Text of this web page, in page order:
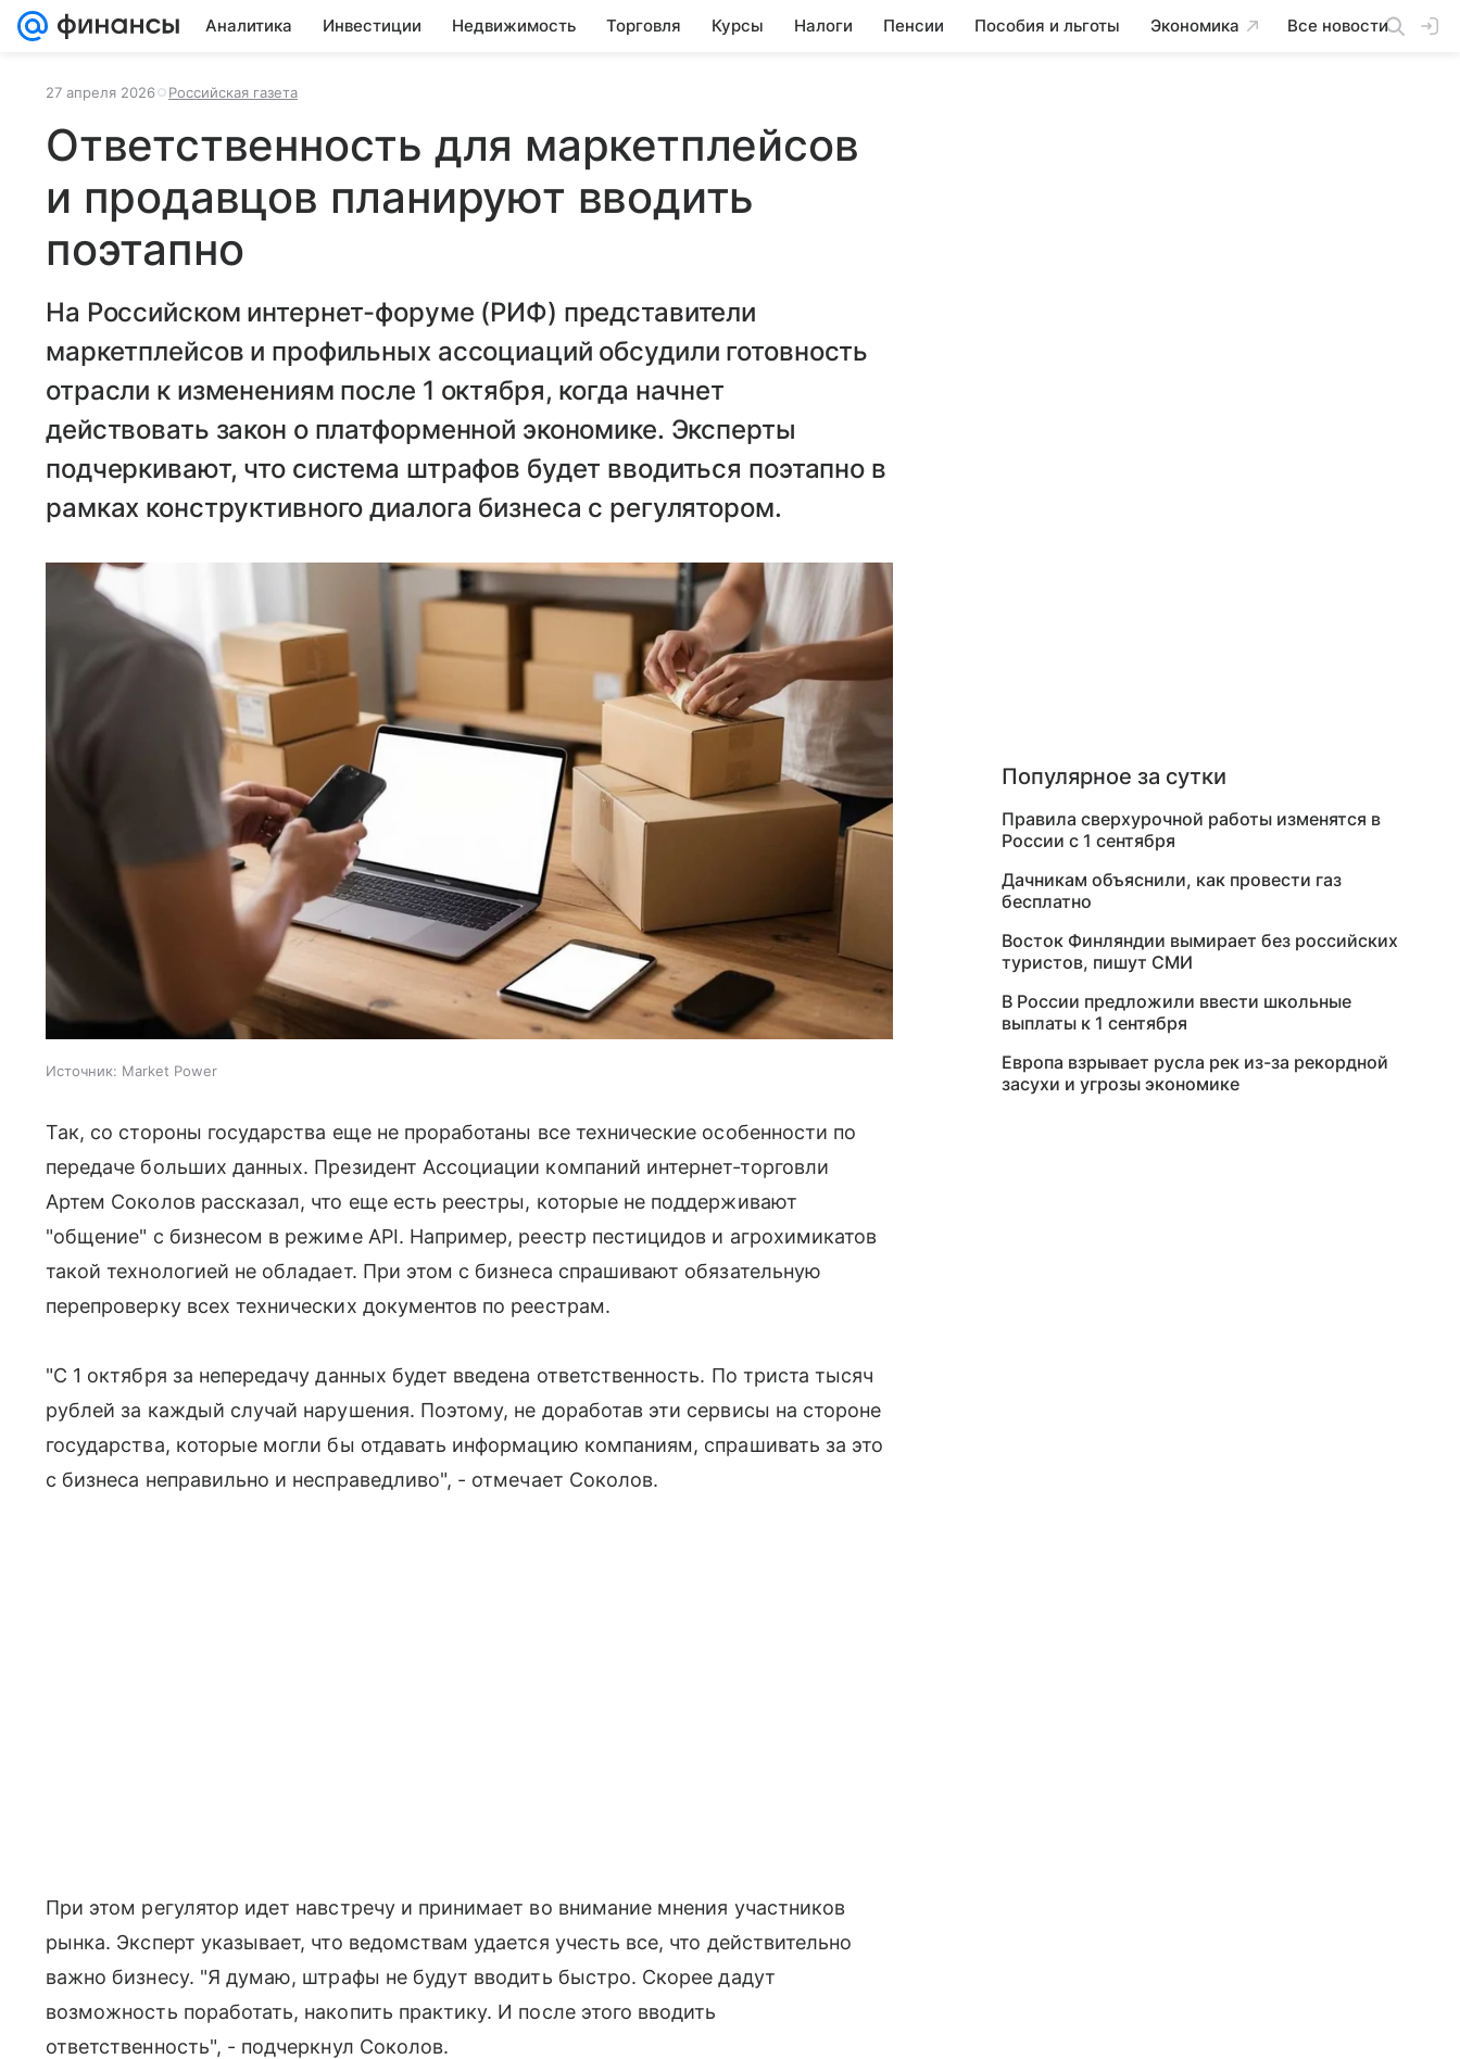
Аналитика Инвестиции Недвижимость Торговля Курсы Налоги Пенсии Пособия и льготы Экономика Все новости
27 апреля 2026 Российская газета
Ответственность для маркетплейсов
и продавцов планируют вводить
поэтапно
На Российском интернет-форуме (РИФ) представители
маркетплейсов и профильных ассоциаций обсудили готовность
отрасли к изменениям после 1 октября, когда начнет
действовать закон о платформенной экономике. Эксперты
подчеркивают, что система штрафов будет вводиться поэтапно в
рамках конструктивного диалога бизнеса с регулятором.
Источник: Market Power
Так, со стороны государства еще не проработаны все технические особенности по
передаче больших данных. Президент Ассоциации компаний интернет-торговли
Артем Соколов рассказал, что еще есть реестры, которые не поддерживают
"общение" с бизнесом в режиме API. Например, реестр пестицидов и агрохимикатов
такой технологией не обладает. При этом с бизнеса спрашивают обязательную
перепроверку всех технических документов по реестрам.
"С 1 октября за непередачу данных будет введена ответственность. По триста тысяч
рублей за каждый случай нарушения. Поэтому, не доработав эти сервисы на стороне
государства, которые могли бы отдавать информацию компаниям, спрашивать за это
с бизнеса неправильно и несправедливо", - отмечает Соколов.
При этом регулятор идет навстречу и принимает во внимание мнения участников
рынка. Эксперт указывает, что ведомствам удается учесть все, что действительно
важно бизнесу. "Я думаю, штрафы не будут вводить быстро. Скорее дадут
возможность поработать, накопить практику. И после этого вводить
ответственность", - подчеркнул Соколов.
Популярное за сутки
Правила сверхурочной работы изменятся в
России с 1 сентября
Дачникам объяснили, как провести газ
бесплатно
Восток Финляндии вымирает без российских
туристов, пишут СМИ
В России предложили ввести школьные
выплаты к 1 сентября
Европа взрывает русла рек из-за рекордной
засухи и угрозы экономике